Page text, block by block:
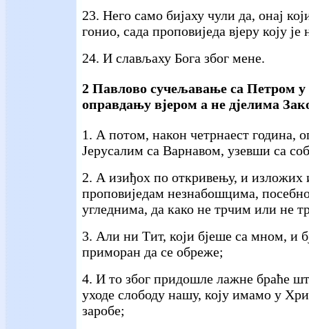
23. Него само бијаху чули да, онај
гонио, сада проповиједа вјеру коју
24. И слављаху Бога због мене.
2 Павлово сучељавање са Петром
оправдању вјером а не дјелима
1. А потом, након четрнаест година,
Јерусалим са Варнавом, узевши са
2. А изиђох по откривењу, и изложих
проповиједам незнабошцима,
угледнима, да како не трчим или не
3. Али ни Тит, који бјеше са мном, и
приморан да се обреже;
4. И то због придошле лажне браће
уходе слободу нашу, коју имамо у
заробе;